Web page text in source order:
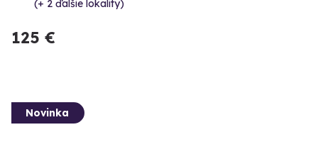
(+ 2 ďalšie lokality)
125 €
Novinka